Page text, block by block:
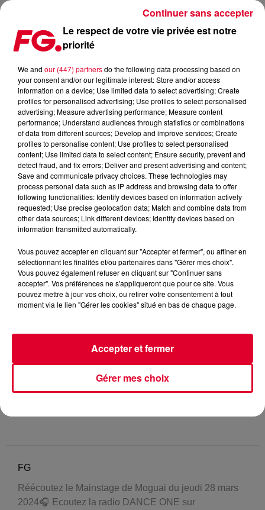
MAINSTAGE : MOGUAI
FG
Réécoutez le Mainstage de Moguai du jeudi 28 mars
2024🎧 Ecoutez la radio DANCE ONE sur
Le respect de votre vie privée est notre
priorité
We and our (447) partnersdo the following data processing based on
your consent and/or our legitimate interest: Store and/or access
information on a device; Use limited data to select advertising; Create
profiles for personalised advertising; Use profiles to select personalised
advertising; Measure advertising performance; Measure content
performance; Understand audiences through statistics or combinations
of data from different sources; Develop and improve services; Create
profiles to personalise content; Use profiles to select personalised
content; Use limited data to select content; Ensure security, prevent and
detect fraud, and fix errors; Deliver and present advertising and content;
Save and communicate privacy choices. These technologies may
process personal data such as IP address and browsing data to offer
following functionalities: Identify devices based on information actively
requested; Use precise geolocation data; Match and combine data from
other data sources; Link different devices; Identify devices based on
information transmitted automatically.
Vous pouvez accepter en cliquant sur "Accepter et fermer", ou affiner en
sélectionnant les finalités et/ou partenaires dans "Gérer mes choix".
Vous pouvez également refuser en cliquant sur "Continuer sans
accepter". Vos préférences ne s'appliqueront que pour ce site. Vous
pouvez mettre à jour vos choix, ou retirer votre consentement à tout
moment via le lien "Gérer les cookies" situé en bas de chaque page.
Gérer mes choix
Accepter et fermer
Continuer sans accepter